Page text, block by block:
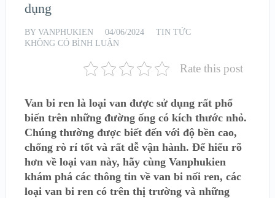
dụng
BY VANPHUKIEN 04/06/2024
TIN TỨC
KHÔNG CÓ BÌNH LUẬN
Rate this post
Van bi ren là loại van được sử dụng rất phổ
biến trên những đường ống có kích thước nhỏ.
Chúng thường được biết đến với độ bền cao,
chống rò rỉ tốt và rất dễ vận hành. Để hiểu rõ
hơn về loại van này, hãy cùng Vanphukien
khám phá các thông tin về van bi nối ren, các
loại van bi ren có trên thị trường và những